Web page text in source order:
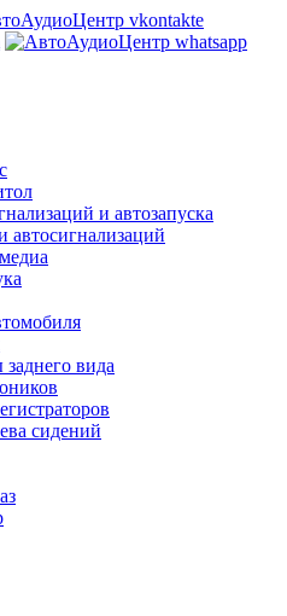
и автозапуска
автосигнализаций
вида
сидений